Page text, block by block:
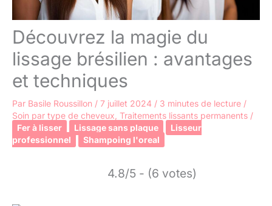
Découvrez la magie du
lissage brésilien : avantages
et techniques
Par Basile Roussillon / 7 juillet 2024 / 3 minutes de lecture /
Soin par type de cheveux Traitements lissants permanents /
Fer à lisser
Lissage sans plaque
Lisseur
professionnel
Shampoing l'oreal
4.8/5 - (6 votes)